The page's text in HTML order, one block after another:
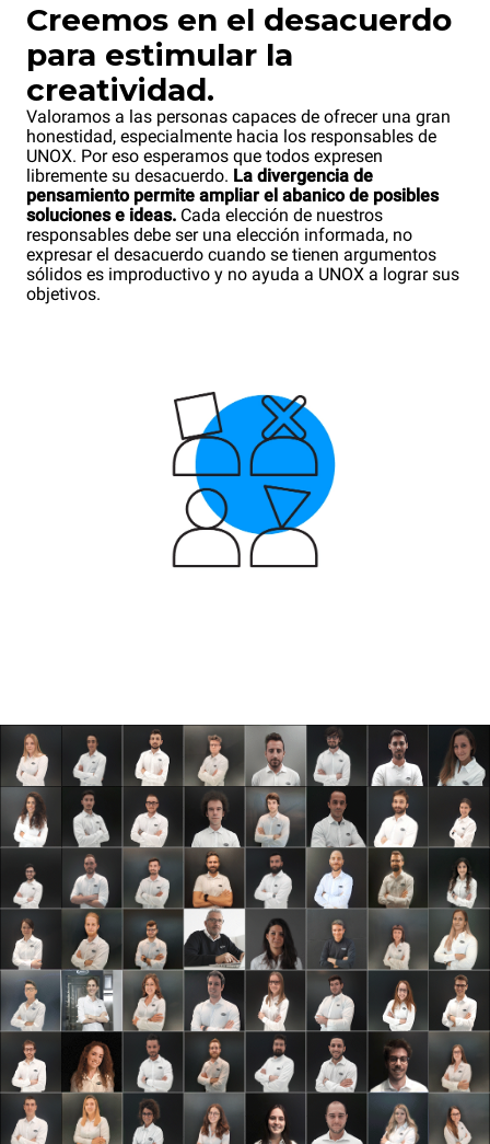
Creemos en el desacuerdo
para estimular la
creatividad.
Valoramos a las personas capaces de ofrecer una gran
honestidad, especialmente hacia los responsables de
UNOX. Por eso esperamos que todos expresen
libremente su desacuerdo. La divergencia de
pensamiento permite ampliar el abanico de posibles
soluciones e ideas. Cada elección de nuestros
responsables debe ser una elección informada, no
expresar el desacuerdo cuando se tienen argumentos
sólidos es improductivo y no ayuda a UNOX a lograr sus
objetivos.